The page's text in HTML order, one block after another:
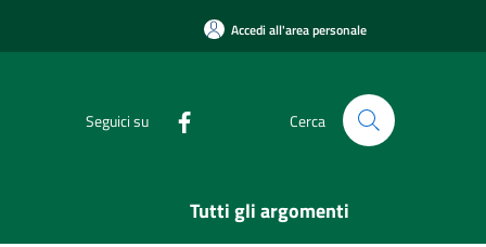
Accedi all'area personale
Seguici su Cerca
Tutti gli argomenti